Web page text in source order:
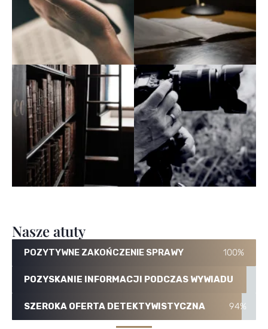
Nasze atuty
POZYTYWNE ZAKOŃCZENIE SPRAWY 100%
POZYSKANIE INFORMACJI PODCZAS WYWIADU
SZEROKA OFERTA DETEKTYWISTYCZNA 94%